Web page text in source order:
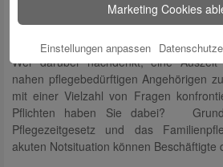
Pflegezeit: Welche Rechte
gelten?
Wer darüber nachdenkt, eine
nahen pflegebedürftigen Angehörigen
mit einer Vielzahl von Fragen
Pflichten haben Sie dabei?
Pflegezeitgesetz und das
akuten Notsituation können
Marketing Cookies
Einstellungen anpassen